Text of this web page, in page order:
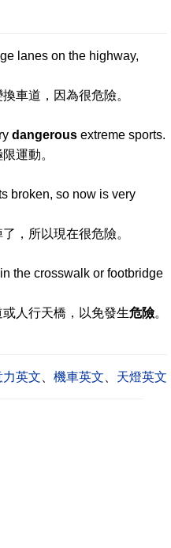
lanes on the highway,
車道，因為很危險。
dangerous extreme sports.
運動。
broken, so now is very
，所以現在很危險。
the crosswalk or footbridge
人行天橋，以免發生危險。
力英文 機車英文 天燈英文